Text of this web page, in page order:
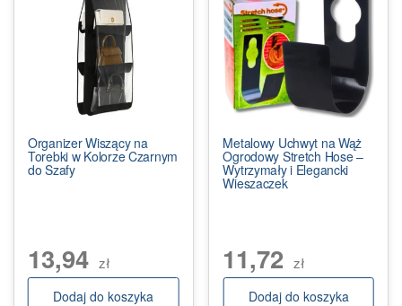
Organizer Wiszący na
Torebki w Kolorze Czarnym
do Szafy
13,94 zł
Dodaj do koszyka
Metalowy Uchwyt na Wąż
Ogrodowy Stretch Hose –
Wytrzymały i Elegancki
Wieszaczek
11,72 zł
Dodaj do koszyka